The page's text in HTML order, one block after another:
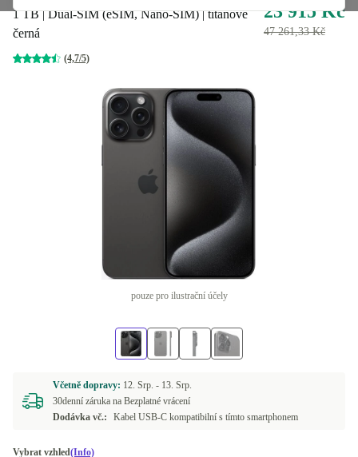
1 TB | Dual-SIM (eSIM, Nano-SIM) | titanově
černá
(4,7/5)
23 915 Kč
47 261,33 Kč
pouze pro ilustrační účely
Včetně dopravy: 12. Srp. - 13. Srp.
30denní záruka na Bezplatné vrácení
Dodávka vč.:
Kabel USB-C kompatibilní s tímto smartphonem
Vybrat vzhled(Info)